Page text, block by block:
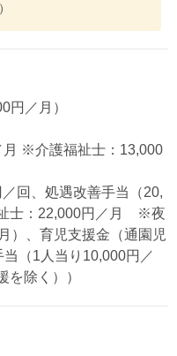
円／月）
月 ※介護福祉士：13,000
回、処遇改善手当（20,
士：22,000円／月 ※夜
）、育児支援金（通園児
（1人当り10,000円／
除く））